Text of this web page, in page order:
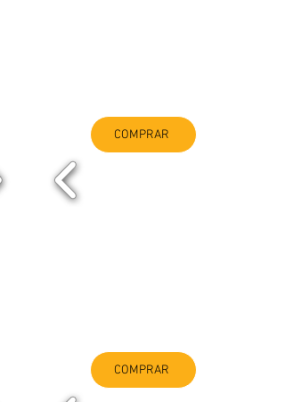
COMPRAR
COMPRAR